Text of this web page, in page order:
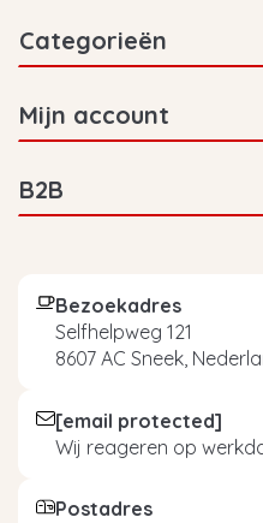
Categorieën
Mijn account
B2B
Bezoekadres
Selfhelpweg 121
8607 AC Sneek,
[email protected]
Wij reageren op
Postadres